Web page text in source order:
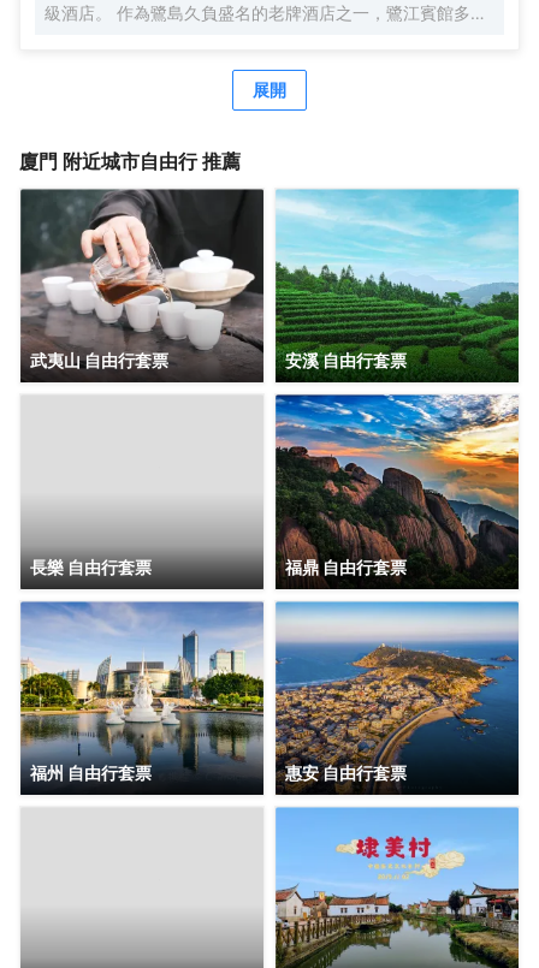
級酒店。 作為鷺島久負盛名的老牌酒店之一，鷺江賓館多年
粟先生曾為鷺江賓館親筆題詞：“賓至如歸”。作為鷺江道上的
地標建築，它典藏了鷺江兩岸百年來的風華，又演繹出中西
店，也是時光。 時光隧道1958，是鷺江賓館的一顆璀璨明
心跳，感受時空的故事。 鷺江賓館將鼓浪嶼景觀“搬進”房
間。晨光初照時，您一睜眼便能飽覽鼓浪嶼風光。在盥洗
室，您在洗漱同時，亦能盡情欣賞鼓浪嶼的絕美景色。 鷺江
賓館享有 “食在鷺江”的經典美譽。七樓是中外遊客和廈門人
民情有獨鍾的觀景餐廳，是集美食與美景於一體的絕美殿
堂，常年名列各大口碑排行榜前列。鷺江賓館從萬千食材到
千變萬化的烹飪手法，追求細節精緻，在飽腹之上，滿足味
蕾想象，跨越時間與山海，尋味鷺江風味。
展開
廈門 附近城市自由行 推薦
武夷山 自由行套票 安溪 自由行套票
長樂 自由行套票 福鼎 自由行套票
福州 自由行套票 惠安 自由行套票